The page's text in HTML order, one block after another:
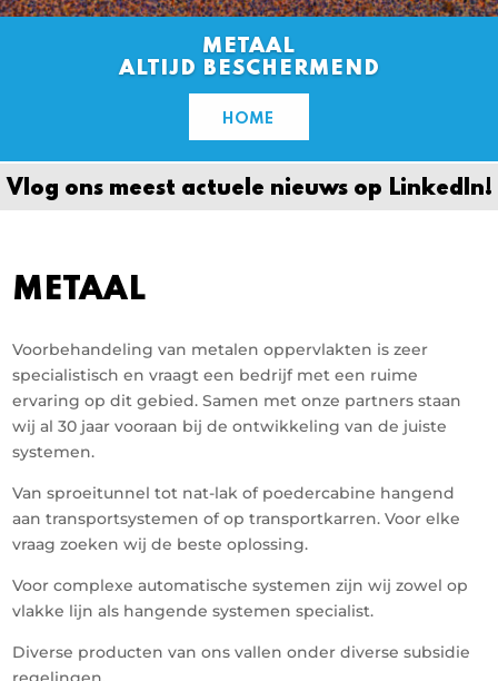
METAAL
ALTIJD BESCHERMEND
HOME
Vlog ons meest actuele nieuws op Linkedln!
METAAL
Voorbehandeling van metalen oppervlakten is zeer
specialistisch en vraagt een bedrijf met een ruime
ervaring op dit gebied. Samen met onze partners staan
wij al 30 jaar vooraan bij de ontwikkeling van de juiste
systemen.
Van sproeitunnel tot nat-lak of poedercabine hangend
aan transportsystemen of op transportkarren. Voor elke
vraag zoeken wij de beste oplossing.
Voor complexe automatische systemen zijn wij zowel op
vlakke lijn als hangende systemen specialist.
Diverse producten van ons vallen onder diverse subsidie